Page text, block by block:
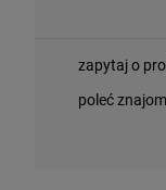
zapytaj o
poleć